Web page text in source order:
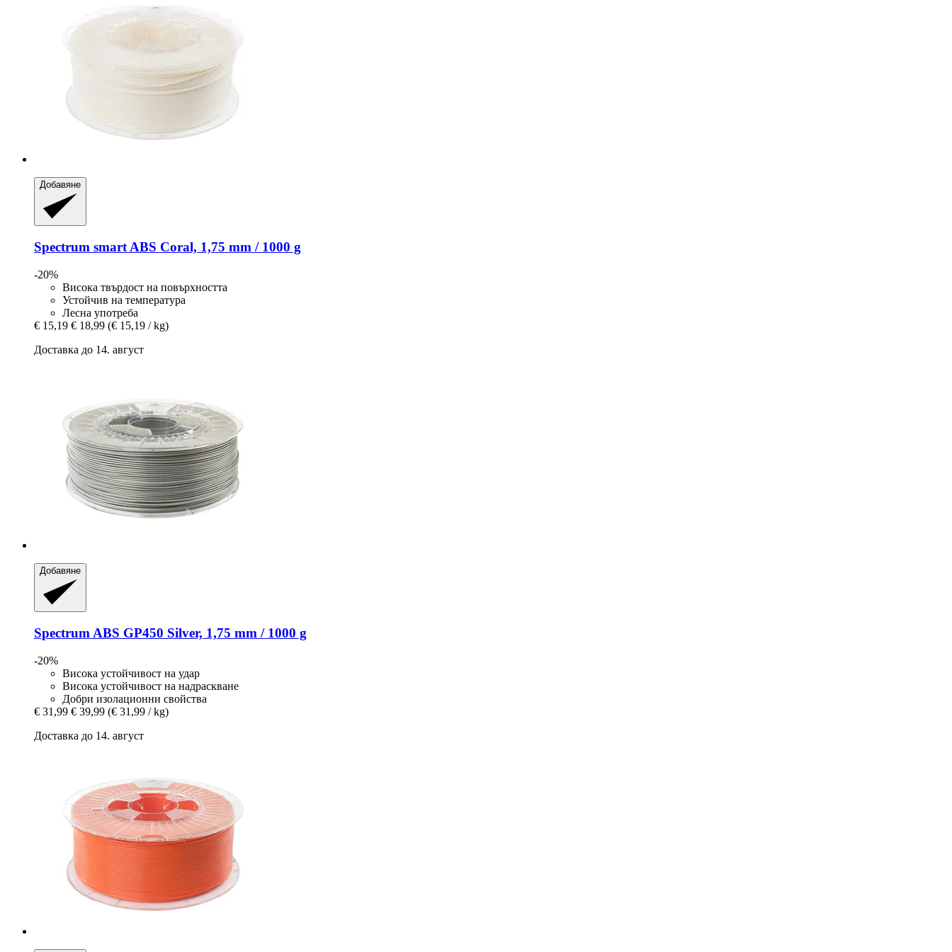
Добавяне
Spectrum smart ABS Coral, 1,75 mm / 1000 g
-20%
Висока твърдост на повърхността
Устойчив на температура
Лесна употреба
€ 15,19 € 18,99 (€ 15,19 / kg)
Доставка до 14. август
Добавяне
Spectrum ABS GP450 Silver, 1,75 mm / 1000 g
-20%
Висока устойчивост на удар
Висока устойчивост на надраскване
Добри изолационни свойства
€ 31,99 € 39,99 (€ 31,99 / kg)
Доставка до 14. август